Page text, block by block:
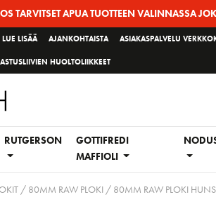
TARVITSET APUA TUOTTEEN VALINNASSA
LISÄÄ AJANKOHTAISTA ASIAKASPALVELU
HUOLTOLIIKKEET
RUTGERSON
GOTTIFREDI
MAFFIOLI
/ 80MM RAW PLOKI/ 80MM RAW PLOKI